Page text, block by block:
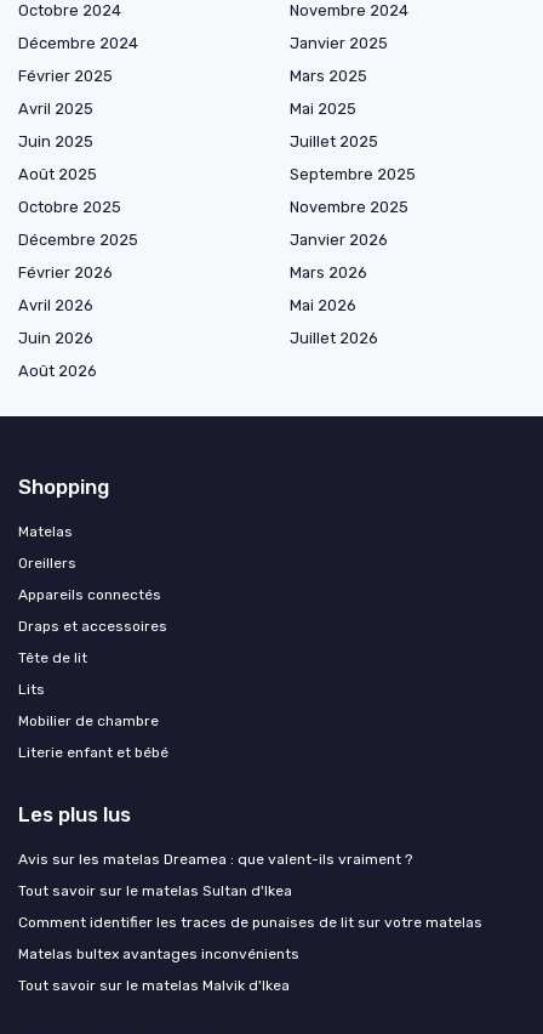
Octobre 2024
Novembre 2024
Décembre 2024
Janvier 2025
Février 2025
Mars 2025
Avril 2025
Mai 2025
Juin 2025
Juillet 2025
Août 2025
Septembre 2025
Octobre 2025
Novembre 2025
Décembre 2025
Janvier 2026
Février 2026
Mars 2026
Avril 2026
Mai 2026
Juin 2026
Juillet 2026
Août 2026
Shopping
Matelas
Oreillers
Appareils connectés
Draps et accessoires
Tête de lit
Lits
Mobilier de chambre
Literie enfant et bébé
Les plus lus
Avis sur les matelas Dreamea : que valent-ils vraiment ?
Tout savoir sur le matelas Sultan d'Ikea
Comment identifier les traces de punaises de lit sur votre matelas
Matelas bultex avantages inconvénients
Tout savoir sur le matelas Malvik d'Ikea